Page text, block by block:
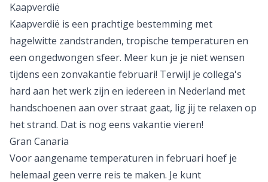
Kaapverdië
Kaapverdië is een prachtige bestemming met
hagelwitte zandstranden, tropische temperaturen en
een ongedwongen sfeer. Meer kun je je niet wensen
tijdens een zonvakantie februari! Terwijl je collega's
hard aan het werk zijn en iedereen in Nederland met
handschoenen aan over straat gaat, lig jij te relaxen op
het strand. Dat is nog eens vakantie vieren!
Gran Canaria
Voor aangename temperaturen in februari hoef je
helemaal geen verre reis te maken. Je kunt